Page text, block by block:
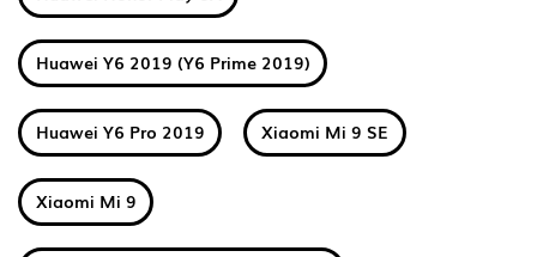
Huawei Y6 2019 (Y6 Prime 2019)
Huawei Y6 Pro 2019 Xiaomi Mi 9 SE
Xiaomi Mi 9